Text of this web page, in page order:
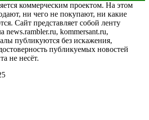
коммерческим проектом. На этом
ни чего не покупают, ни какие
Сайт представляет собой ленту
news.rambler.ru, kommersant.ru,
публикуются без искажения,
публикуемых новостей
не несёт.